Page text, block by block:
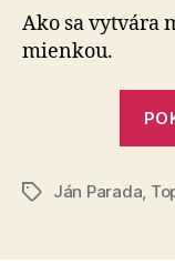
Ako sa vytvára
mienkou.
ZnačkyJán Parada,